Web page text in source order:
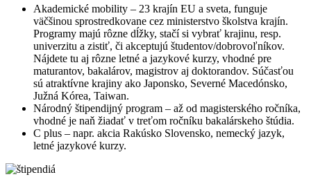
Akademické mobility – 23 krajín EU a sveta, funguje
väčšinou sprostredkovane cez ministerstvo školstva krajín.
Programy majú rôzne dĺžky, stačí si vybrať krajinu, resp.
univerzitu a zistiť, či akceptujú študentov/dobrovoľníkov.
Nájdete tu aj rôzne letné a jazykové kurzy, vhodné pre
maturantov, bakalárov, magistrov aj doktorandov. Súčasťou
sú atraktívne krajiny ako Japonsko, Severné Macedónsko,
Južná Kórea, Taiwan.
Národný štipendijný program – až od magisterského ročníka,
vhodné je naň žiadať v treťom ročníku bakalárskeho štúdia.
C plus – napr. akcia Rakúsko Slovensko, nemecký jazyk,
letné jazykové kurzy.